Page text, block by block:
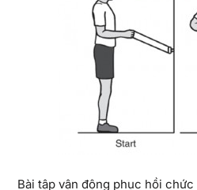
Bài tập vận động phục hồi chức